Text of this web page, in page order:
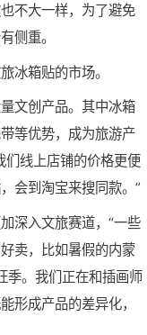
不大一样，为了避免
侧重。
冰箱贴的市场。
文创产品。其中冰箱
等优势，成为旅游产
们线上店铺的价格更便
会到淘宝来搜同款。”
深入文旅赛道，“一些
卖，比如暑假的内蒙
季。我们正在和插画师
形成产品的差异化，